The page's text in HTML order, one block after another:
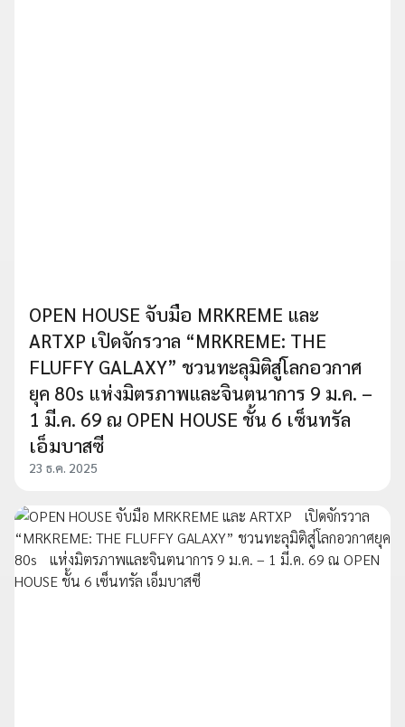
OPEN HOUSE จับมือ MRKREME และ
ARTXP เปิดจักรวาล “MRKREME: THE
FLUFFY GALAXY” ชวนทะลุมิติสู่โลกอวกาศ
ยุค 80s แห่งมิตรภาพและจินตนาการ 9 ม.ค. –
1 มี.ค. 69 ณ OPEN HOUSE ชั้น 6 เซ็นทรัล
เอ็มบาสซี
23 ธ.ค. 2025